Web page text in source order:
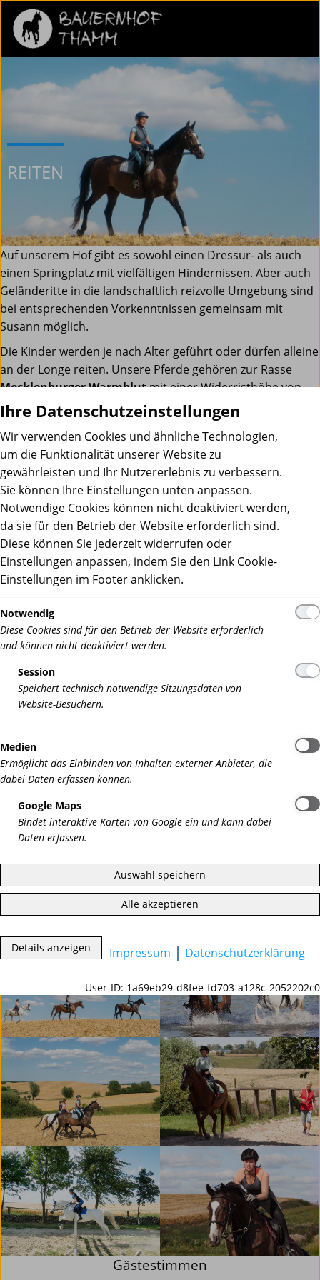
Ihre Datenschutzeinstellungen
Wir verwenden Cookies und ähnliche Technologien,
um die Funktionalität unserer Website zu
gewährleisten und Ihr Nutzererlebnis zu verbessern.
Sie können Ihre Einstellungen unten anpassen.
Notwendige Cookies können nicht deaktiviert werden,
da sie für den Betrieb der Website erforderlich sind.
Diese können Sie jederzeit widerrufen oder
Einstellungen anpassen, indem Sie den Link Cookie-
Einstellungen im Footer anklicken.
Notwendig
Diese Cookies sind für den Betrieb der Website erforderlich
und können nicht deaktiviert werden.
Session
Speichert technisch notwendige Sitzungsdaten von
Website-Besuchern.
Medien
Ermöglicht das Einbinden von Inhalten externer Anbieter, die
dabei Daten erfassen können.
Google Maps
Bindet interaktive Karten von Google ein und kann dabei
Daten erfassen.
Auswahl speichern
Alle akzeptieren
Details anzeigen Impressum Datenschutzerklärung
User-ID: 1a69eb29-d8fee-fd703-a128c-2052202c0
REITEN
Auf unserem Hof gibt es sowohl einen Dressur- als auch
einen Springplatz mit vielfältigen Hindernissen. Aber auch
Geländeritte in die landschaftlich reizvolle Umgebung sind
bei entsprechenden Vorkenntnissen gemeinsam mit
Susann möglich.
Die Kinder werden je nach Alter geführt oder dürfen alleine
an der Longe reiten. Unsere Pferde gehören zur Rasse
Mecklenburger Warmblutmit einer Widerristhöhe von
160 bis 175 cm. Sie sind sehr umgänglich und ausgeglichen
in ihrer Art und entstammen unserer eigenen Zucht. Sättel,
Zaumzeug und Reithelme sind vorhanden. Jeder Reiter
bereitet sein Pferd eigenständig für den Unterricht vor und
die Kinder helfen dabei mit.
Einzelunterricht
Ob Anfänger, Wiedereinsteiger, Kind oder Erwachsener –
den Unterricht stimme ich ganz individuell auf Ihre
Interessen und Wünsche ab.
Gruppenunterricht
nicht für Anfänger geeignet.
Eine Gruppe besteht aus 2-5 Reitern.
Wir unternehmen ein- oder mehrstündige Ausritte durch
unsere schöne Natur.
Anfänger und Wiedereinsteiger
Longen-Unterricht
30 min./20€, 45 min./30€
Gruppenunterricht 45 min./20€
Ausritt mit einer Person 60 min./35€
Ausritt mit 2-4 Personen 60 min./je 25€
Gästestimmen